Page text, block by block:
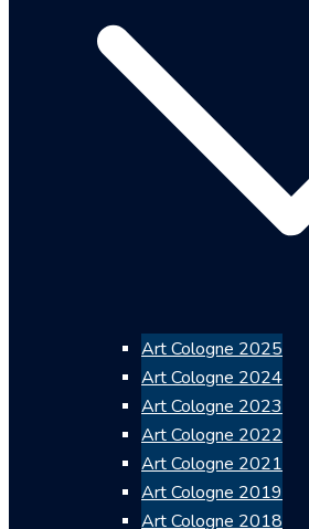
Art Cologne 2025
Art Cologne 2024
Art Cologne 2023
Art Cologne 2022
Art Cologne 2021
Art Cologne 2019
Art Cologne 2018